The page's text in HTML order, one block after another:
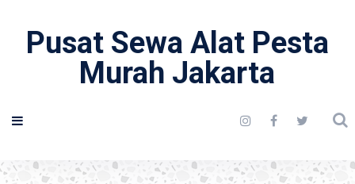
Pusat Sewa Alat Pesta
Murah Jakarta